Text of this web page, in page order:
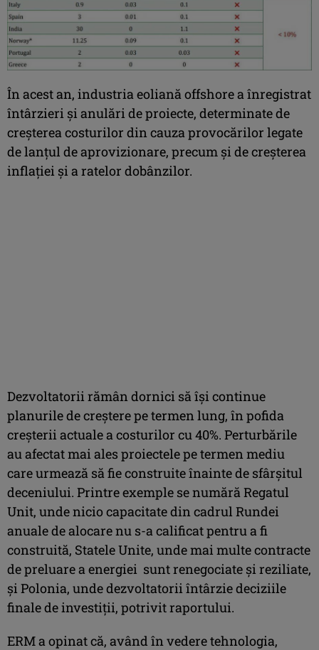
În acest an, industria eoliană offshore a înregistrat
întârzieri și anulări de proiecte, determinate de
creșterea costurilor din cauza provocărilor legate
de lanțul de aprovizionare, precum și de creșterea
inflației și a ratelor dobânzilor.
Dezvoltatorii rămân dornici să își continue
planurile de creștere pe termen lung, în pofida
creșterii actuale a costurilor cu 40%. Perturbările
au afectat mai ales proiectele pe termen mediu
care urmează să fie construite înainte de sfârșitul
deceniului. Printre exemple se numără Regatul
Unit, unde nicio capacitate din cadrul Rundei
anuale de alocare nu s-a calificat pentru a fi
construită, Statele Unite, unde mai multe contracte
de preluare a energiei sunt renegociate și reziliate,
și Polonia, unde dezvoltatorii întârzie deciziile
finale de investiții, potrivit raportului.
ERM a opinat că, având în vedere tehnologia,